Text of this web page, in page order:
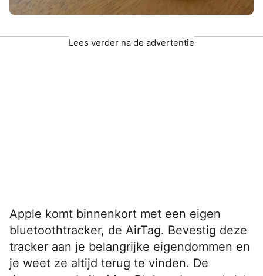
Lees verder na de advertentie
Apple komt binnenkort met een eigen
bluetoothtracker, de AirTag. Bevestig deze
tracker aan je belangrijke eigendommen en
je weet ze altijd terug te vinden. De